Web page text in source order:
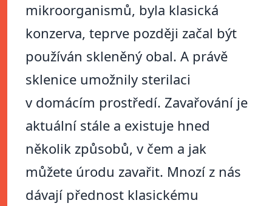
mikroorganismů, byla klasická
konzerva, teprve později začal být
používán skleněný obal. A právě
sklenice umožnily sterilaci
v domácím prostředí. Zavařování je
aktuální stále a existuje hned
několik způsobů, v čem a jak
můžete úrodu zavařit. Mnozí z nás
dávají přednost klasickému